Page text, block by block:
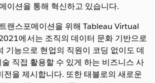
이션을 통해 혁신하고 있습니다.
랜스포메이션을 위해 Tableau Virtual
에서는 조직의 데이터 문화 기반으로
기능으로 현업의 직원이 코딩 없이도 데
직접 활용할 수 있게 하는 비즈니스 사
전을 제시합니다. 또한 태블로의 새로운